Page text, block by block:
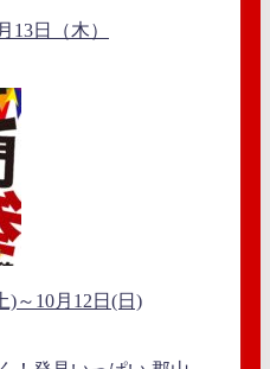
日（木）
～10月12日(日)